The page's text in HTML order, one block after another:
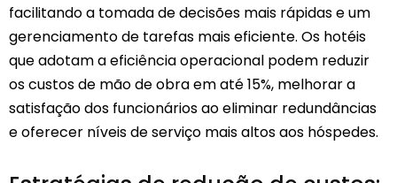
facilitando a tomada de decisões mais rápidas e um
gerenciamento de tarefas mais eficiente. Os hotéis
que adotam a eficiência operacional podem reduzir
os custos de mão de obra em até 15%, melhorar a
satisfação dos funcionários ao eliminar redundâncias
e oferecer níveis de serviço mais altos aos hóspedes.